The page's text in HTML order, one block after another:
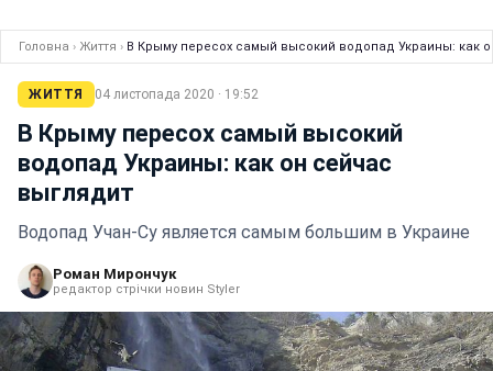
Головна › Життя › В Крыму пересох самый высокий водопад Украины: как
ЖИТТЯ 04 листопада 2020 · 19:52
В Крыму пересох самый высокий
водопад Украины: как он сейчас
выглядит
Водопад Учан-Су является самым большим в Украине
Роман Мирончук
редактор стрічки новин Styler